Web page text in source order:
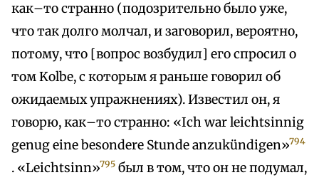
как–то странно (подозрительно было уже,
что так долго молчал, и заговорил, вероятно,
потому, что [вопрос возбудил] его спросил о
том Kolbe, с которым я раньше говорил об
ожидаемых упражнениях). Известил он, я
говорю, как–то странно: «Ich war leichtsinnig
genug eine besondere Stunde anzukündigen»794
. «Leichtsinn»795 был в том, что он не подумал,